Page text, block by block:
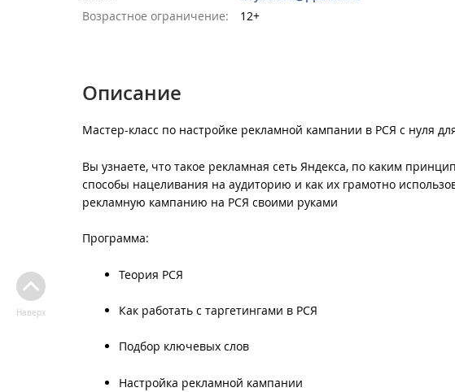
Возрастное ограничение:
12+
Описание
Мастер-класс по настройке рекламной кампании в РСЯ с нуля
Вы узнаете, что такое рекламная сеть Яндекса, по каким
способы нацеливания на аудиторию и как их грамотно
рекламную кампанию на РСЯ своими руками
Программа:
Теория РСЯ
Как работать с таргетингами в РСЯ
Подбор ключевых слов
Настройка рекламной кампании
Наверх